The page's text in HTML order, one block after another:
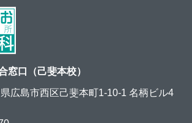
窓口（己斐本校）
広島市西区己斐本町1-10-1 名柄ビル4